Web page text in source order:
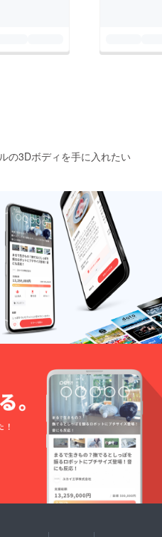
の3Dボディを手に入れたい